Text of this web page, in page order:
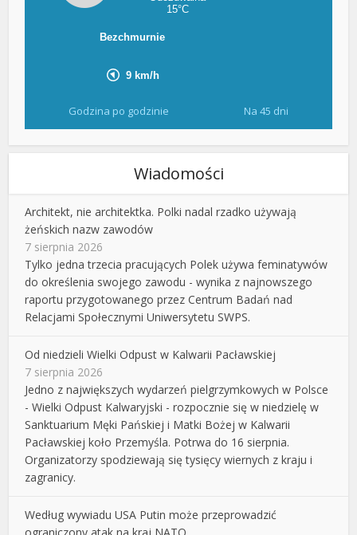
Godzina po godzinie Na 45 dni
Wiadomości
Architekt, nie architektka. Polki nadal rzadko używają
żeńskich nazw zawodów
7 sierpnia 2026
Tylko jedna trzecia pracujących Polek używa feminatywów
do określenia swojego zawodu - wynika z najnowszego
raportu przygotowanego przez Centrum Badań nad
Relacjami Społecznymi Uniwersytetu SWPS.
Od niedzieli Wielki Odpust w Kalwarii Pacławskiej
7 sierpnia 2026
Jedno z największych wydarzeń pielgrzymkowych w Polsce
- Wielki Odpust Kalwaryjski - rozpocznie się w niedzielę w
Sanktuarium Męki Pańskiej i Matki Bożej w Kalwarii
Pacławskiej koło Przemyśla. Potrwa do 16 sierpnia.
Organizatorzy spodziewają się tysięcy wiernych z kraju i
zagranicy.
Według wywiadu USA Putin może przeprowadzić